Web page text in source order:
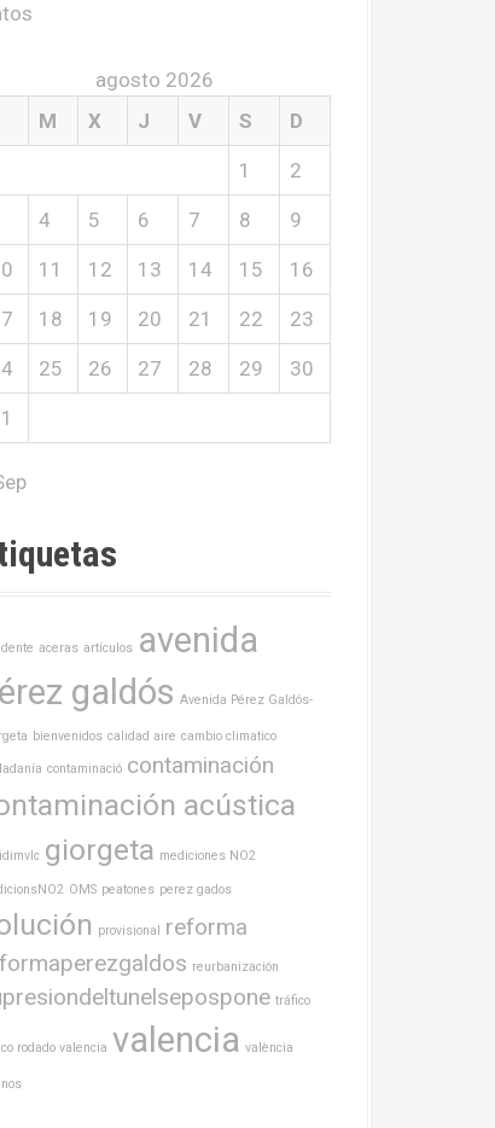
agosto 2026
M X J V S D
1 2
4 5 6 7 8 9
11 12 13 14 15 16
18 19 20 21 22 23
25 26 27 28 29 30
aceras artículos avenida
galdós Avenida Pérez Galdós-
bienvenidos calidad aire cambio climatico
contaminació contaminación
acústica
giorgeta mediciones NO2
OMS peatones perez gados
provisional reforma
reurbanización
tráfico
rodado valencia valencia valència